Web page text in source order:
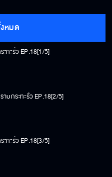
หมด
ทะรั่ว EP.18[1/5]
าบกระทะรั่ว EP.18[2/5]
ทะรั่ว EP.18[3/5]